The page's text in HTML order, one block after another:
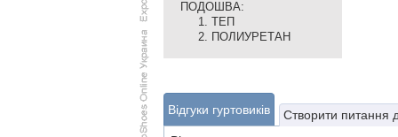
ПОДОШВА:
1. ТЕП
2. ПОЛИУРЕТАН
Відгуки гуртовиків
Створити питання